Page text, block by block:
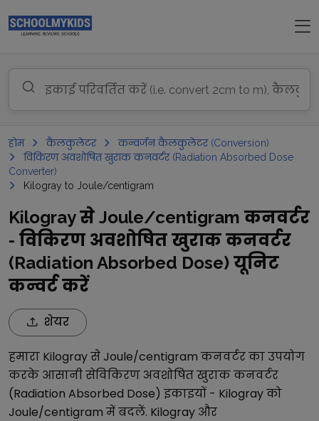
होम कैलकुलेटर
कन्वर्जन कैलकुलेटर (Conversion)
विकिरण अवशोषित खुराक कनवर्टर (Radiation Absorbed Dose
Converter)
Kilogray to Joule/centigram
Kilogray से Joule/centigram कनवर्टर
- विकिरण अवशोषित खुराक कनवर्टर
(Radiation Absorbed Dose) यूनिट
कन्वर्ट करें
शेयर
हमारा KilograyसेJoule/centigram कनवर्टर का उपयोग
करके आसानी सेविकिरण अवशोषित खुराक कनवर्टर
(Radiation Absorbed Dose) इकाइयों - Kilograyको
Joule/centigram में बदलें. Kilogray और